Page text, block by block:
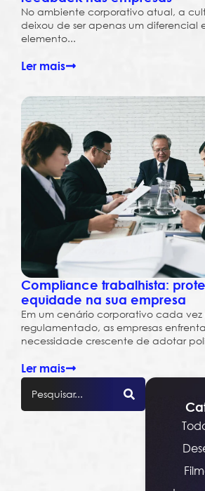
No ambiente corporativo atual, a
deixou de ser apenas um diferencial
elemento...
Ler mais
Compliance trabalhista:
equidade na sua empresa
Em um cenário corporativo cada
regulamentado, as empresas
necessidade crescente de adotar
Ler mais